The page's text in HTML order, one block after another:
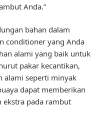
Anda.”
bahan dalam
conditioner yang Anda
alami yang baik untuk
pakar kecantikan,
alami seperti minyak
dapat memberikan
ekstra pada rambut